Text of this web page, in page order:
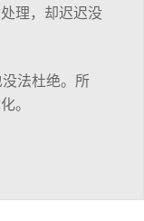
理，却迟迟没
法杜绝。所
。